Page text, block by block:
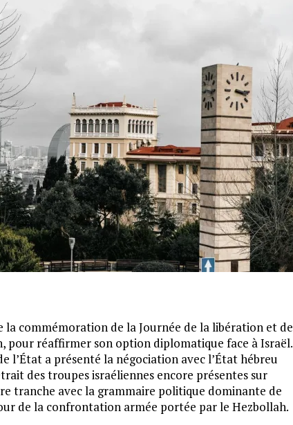
la commémoration de la Journée de la libération et de
pour réaffirmer son option diplomatique face à Israël.
l’État a présenté la négociation avec l’État hébreu
des troupes israéliennes encore présentes sur
tranche avec la grammaire politique dominante de
de la confrontation armée portée par le Hezbollah.